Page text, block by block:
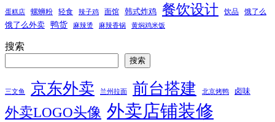
蛋糕店 螺蛳粉 轻食 辣子鸡 面馆 韩式炸鸡 餐饮设计 饮品 饿了么
饿了么外卖 鸭货 麻辣烫 麻辣香锅 黄焖鸡米饭
搜索
搜索
三文鱼 京东外卖 兰州拉面 前台搭建 北京烤鸭 卤味
外卖LOGO头像 外卖店铺装修